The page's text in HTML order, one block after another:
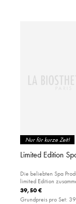
Nur für kurze Zeit!
Limited Edition
Die beliebten Spa
limited Edition
39,50 €
Grundpreis pro Set: